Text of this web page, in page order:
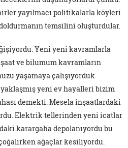
yayılmacı politikalarla köyleri
temsilini oluşturdular.
Yeni yeni kavramlarla
ve bilumum kavramların
yaşamaya çalışıyorduk.
yeni ev hayalleri bizim
demekti. Mesela inşaatlardaki
Elektrik tellerinden yeni icatlar
karargaha depolanıyordu bu
ağaçlar kesiliyordu.